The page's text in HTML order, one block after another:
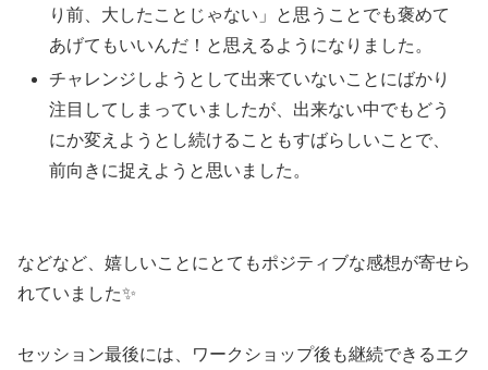
り前、大したことじゃない」と思うことでも褒めて
あげてもいいんだ！と思えるようになりました。
チャレンジしようとして出来ていないことにばかり
注目してしまっていましたが、出来ない中でもどう
にか変えようとし続けることもすばらしいことで、
前向きに捉えようと思いました。
などなど、嬉しいことにとてもポジティブな感想が寄せら
れていました✨
セッション最後には、ワークショップ後も継続できるエク